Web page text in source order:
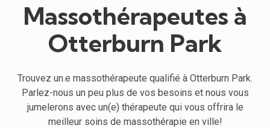
Massothérapeutes à
Otterburn Park
Trouvez un.e massothérapeute qualifié à Otterburn Park.
Parlez-nous un peu plus de vos besoins et nous vous
jumelerons avec un(e) thérapeute qui vous offrira le
meilleur soins de massothérapie en ville!